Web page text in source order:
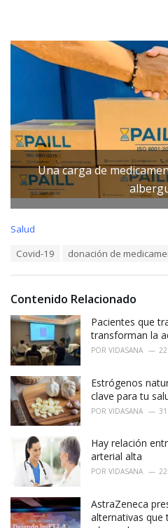
Una carga de
C
r
i
:
Salud
:
Covid-19 donación de
Contenido Relacionado
Pacientes que
transforman la
POR VIDASANA
Estrógenos
clave para tu
POR VIDASANA
Hay relación
arterial alta
POR VIDASANA
AstraZeneca
alternativas que